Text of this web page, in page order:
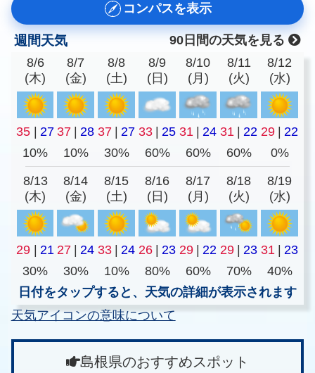
コンパスを表示
週間天気
90日間の天気を見る
8/6
(木)
8/7
(金)
8/8
(土)
8/9
(日)
8/10
(月)
8/11
(火)
8/12
(水)
35 | 27 37 | 28 37 | 27 33 | 25 31 | 24 31 | 22 29 | 22
10%
10% 30% 60% 60% 60% 0%
8/13
(木)
8/14
(金)
8/15
(土)
8/16
(日)
8/17
(月)
8/18
(火)
8/19
(水)
29 | 21 27 | 24 33 | 24 26 | 23 29 | 22 29 | 23 31 | 23
30%
30% 10% 80% 60% 70%
40%
日付をタップすると、天気の詳細が表示されます
天気アイコンの意味について
島根県のおすすめスポット